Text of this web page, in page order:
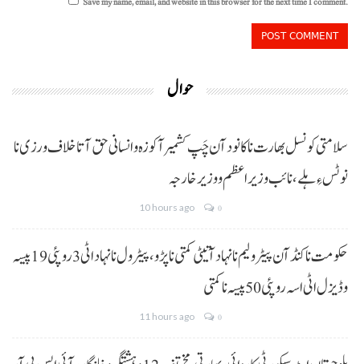
حوال
سلامتی کونسل بھارت نا کانود آن چَپ کشمیر آ کوزہ و انسانی حق آتا خلاف ورزی نا
نوٹس ءِ ہلے،نائب وزیراعظم و وزیر خارجہ
10 hours ago 0
حکومت نا کنڈ آن پیٹرولیم نا نہاد آتیٹی کمتی نا پڑو،پیٹرول نا نہاد اٹی 3 روپئی 19 پیسہ
و ڈیزل اٹی اسہ روپئی 50 پیسہ نا کمتی
11 hours ago 0